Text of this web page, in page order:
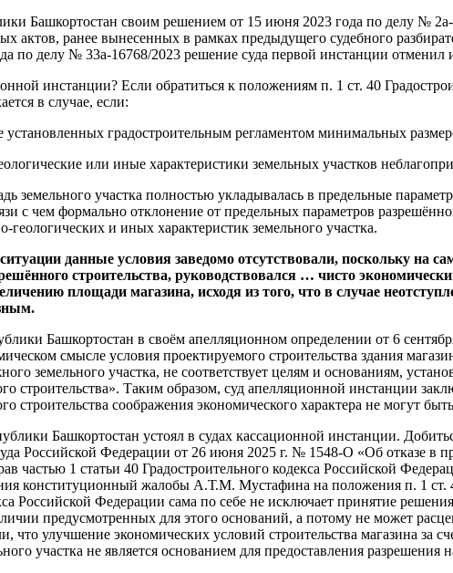
Башкортостан своим решением от 15 июня 2023 года по делу №
актов, ранее вынесенных в рамках предыдущего судебного
по делу № 33а-16768/2023 решение суда первой инстанции
инстанции? Если обратиться к положениям п. 1 ст. 40
в случае, если:
установленных градостроительным регламентом минимальных
или иные характеристики земельных участков
земельного участка полностью укладывалась в предельные
с чем формально отклонение от предельных параметров
и иных характеристик земельного участка.
данные условия заведомо отсутствовали, поскольку на
строительства, руководствовался … чисто
площади магазина, исходя из того, что в случае
Башкортостан в своём апелляционном определении от 6
смысле условия проектируемого строительства здания
земельного участка, не соответствует целям и основаниям,
строительства». Таким образом, суд апелляционной инстанции
строительства соображения экономического характера не могут
Башкортостан устоял в судах кассационной инстанции.
Российской Федерации от 26 июня 2025 г. № 1548-О «Об отказе в
частью 1 статьи 40 Градостроительного кодекса Российской
конституционный жалобы А.Т.М. Мустафина на положения п. 1 ст.
Российской Федерации сама по себе не исключает принятие
предусмотренных для этого оснований, а потому не может
что улучшение экономических условий строительства магазина за
участка не является основанием для предоставления разрешения